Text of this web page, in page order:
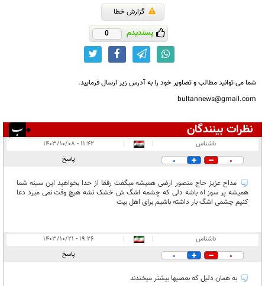
گزارش خطا
پسندیدم 0
شما می توانید مطالب و تصاویر خود را به آدرس زیر ارسال فرمایید.
bultannews@gmail.com
نظرات بینندگان
در انتظار بررسی:
ناشناس |
|
۱۱:۴۲ - ۱۴۰۳/۱۰/۰۸
0
0 پاسخ
مداح عزیز حاج منصور ارضی همیشه میگفت رفقا از خدا بخواهید این سینه شما
همیشه پر سوز اه باشه دلی که چشمه اشگ ش خشک نشه هیچ وقت نمی میرد دعا
کنیم چشمی اشگ بار داشته باشیم برای اهل بیت
ناشناس |
|
۱۹:۲۶ - ۱۴۰۳/۱۰/۲۱
0
0 پاسخ
به همان دلیل که بعصیها بیشتر میخندند